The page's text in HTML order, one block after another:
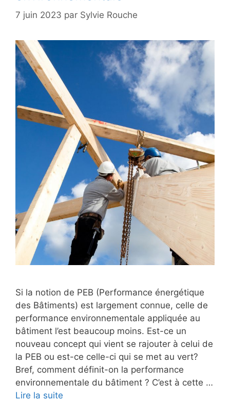
7 juin 2023 par Sylvie Rouche
Si la notion de PEB (Performance énergétique
des Bâtiments) est largement connue, celle de
performance environnementale appliquée au
bâtiment l’est beaucoup moins. Est-ce un
nouveau concept qui vient se rajouter à celui de
la PEB ou est-ce celle-ci qui se met au vert?
Bref, comment définit-on la performance
environnementale du bâtiment ? C’est à cette …
Lire la suite